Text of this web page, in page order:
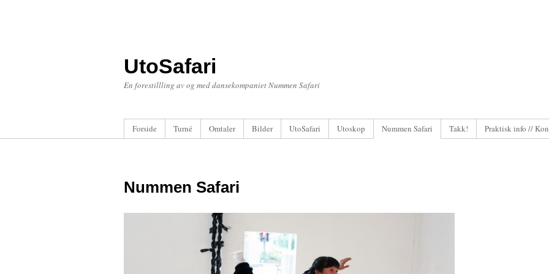
UtoSafari
En forestillling av og med dansekompaniet Nummen Safari
Forside Turné Omtaler Bilder UtoSafari Utoskop Nummen Safari Takk! Praktisk info //
Nummen Safari